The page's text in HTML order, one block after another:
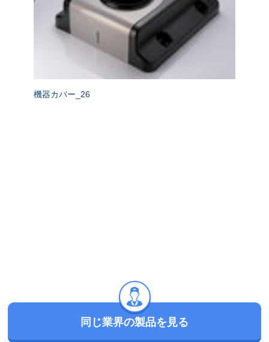
機器カバー_26
同じ業界の製品を見る